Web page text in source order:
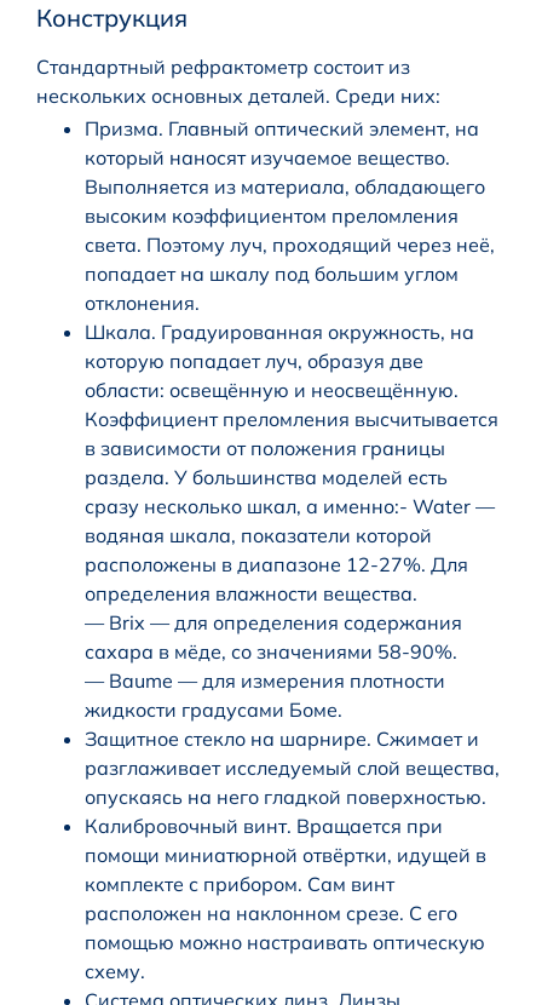
Конструкция
Стандартный рефрактометр состоит из
нескольких основных деталей. Среди них:
Призма. Главный оптический элемент, на
который наносят изучаемое вещество.
Выполняется из материала, обладающего
высоким коэффициентом преломления
света. Поэтому луч, проходящий через неё,
попадает на шкалу под большим углом
отклонения.
Шкала. Градуированная окружность, на
которую попадает луч, образуя две
области: освещённую и неосвещённую.
Коэффициент преломления высчитывается
в зависимости от положения границы
раздела. У большинства моделей есть
сразу несколько шкал, а именно:- Water —
водяная шкала, показатели которой
расположены в диапазоне 12-27%. Для
определения влажности вещества.
— Brix — для определения содержания
сахара в мёде, со значениями 58-90%.
— Baume — для измерения плотности
жидкости градусами Боме.
Защитное стекло на шарнире. Сжимает и
разглаживает исследуемый слой вещества,
опускаясь на него гладкой поверхностью.
Калибровочный винт. Вращается при
помощи миниатюрной отвёртки, идущей в
комплекте с прибором. Сам винт
расположен на наклонном срезе. С его
помощью можно настраивать оптическую
схему.
Система оптических линз. Линзы,